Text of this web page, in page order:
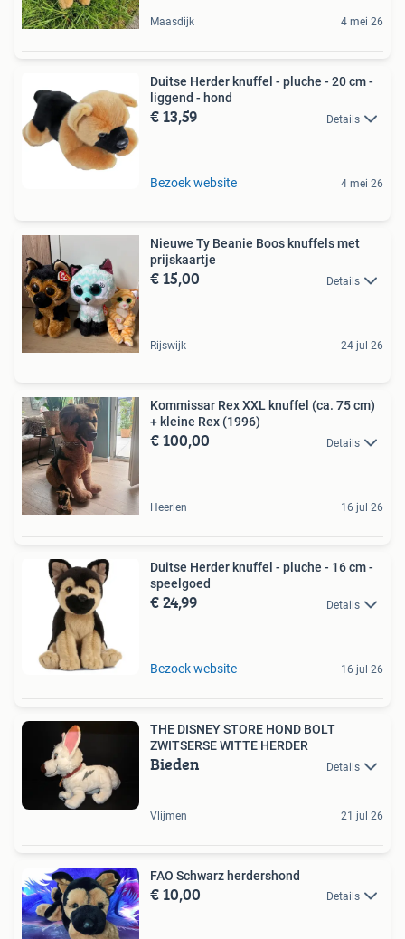
Maasdijk 4 mei 26
Duitse Herder knuffel - pluche - 20 cm -
liggend - hond
€ 13,59 Details
Bezoek website 4 mei 26
Nieuwe Ty Beanie Boos knuffels met
prijskaartje
€ 15,00 Details
Rijswijk 24 jul 26
Kommissar Rex XXL knuffel (ca. 75 cm)
+ kleine Rex (1996)
€ 100,00 Details
Heerlen 16 jul 26
Duitse Herder knuffel - pluche - 16 cm -
speelgoed
€ 24,99 Details
Bezoek website 16 jul 26
THE DISNEY STORE HOND BOLT
ZWITSERSE WITTE HERDER
Bieden Details
Vlijmen 21 jul 26
FAO Schwarz herdershond
€ 10,00 Details